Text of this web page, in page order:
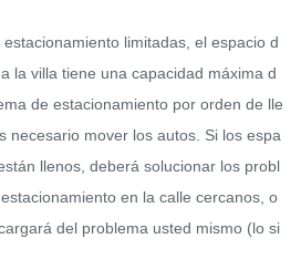
limitadas, el espacio d
la villa tiene una capacidad máxima d
de estacionamiento por orden de lle
necesario mover los autos. Si los espa
llenos, deberá solucionar los probl
en la calle cercanos, o
del problema usted mismo (lo si